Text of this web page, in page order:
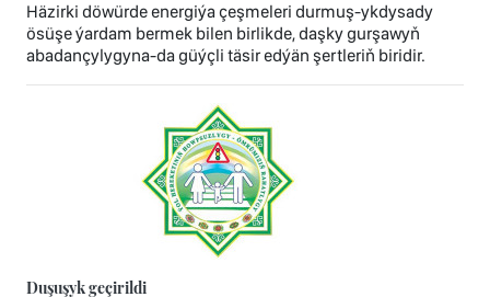
Häzirki döwürde energiýa çeşmeleri durmuş-ykdysady
ösüşe ýardam bermek bilen birlikde, daşky gurşawyň
abadançylygyna-da güýçli täsir edýän şertleriň biridir.
Duşuşyk geçirildi